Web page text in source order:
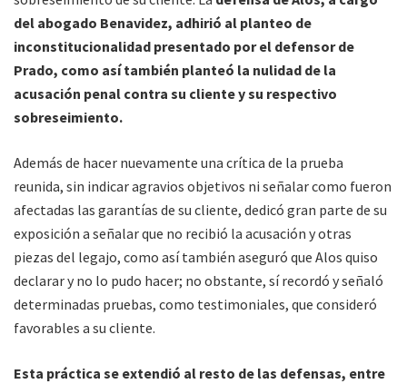
del abogado Benavidez, adhirió al planteo de
inconstitucionalidad presentado por el defensor de
Prado, como así también planteó la nulidad de la
acusación penal contra su cliente y su respectivo
sobreseimiento.
Además de hacer nuevamente una crítica de la prueba
reunida, sin indicar agravios objetivos ni señalar como fueron
afectadas las garantías de su cliente, dedicó gran parte de su
exposición a señalar que no recibió la acusación y otras
piezas del legajo, como así también aseguró que Alos quiso
declarar y no lo pudo hacer; no obstante, sí recordó y señaló
determinadas pruebas, como testimoniales, que consideró
favorables a su cliente.
Esta práctica se extendió al resto de las defensas, entre